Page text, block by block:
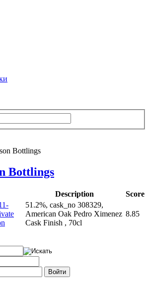
Bottlings
Bottlings
Description
Score
51.2%, cask_no 308329,
American Oak Pedro Ximenez
Cask Finish , 70cl
8.85